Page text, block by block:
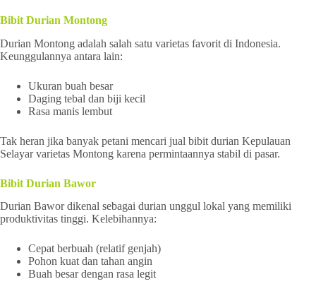
Bibit Durian Montong
Durian Montong adalah salah satu varietas favorit di Indonesia.
Keunggulannya antara lain:
Ukuran buah besar
Daging tebal dan biji kecil
Rasa manis lembut
Tak heran jika banyak petani mencari jual bibit durian Kepulauan
Selayar varietas Montong karena permintaannya stabil di pasar.
Bibit Durian Bawor
Durian Bawor dikenal sebagai durian unggul lokal yang memiliki
produktivitas tinggi. Kelebihannya:
Cepat berbuah (relatif genjah)
Pohon kuat dan tahan angin
Buah besar dengan rasa legit